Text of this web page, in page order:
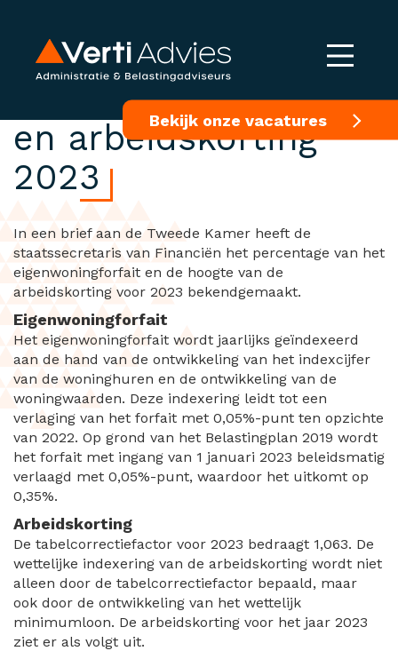
Bekijk onze vacatures
Eigenwoningforfait
en arbeidskorting
2023
In een brief aan de Tweede Kamer heeft de
staatssecretaris van Financiën het percentage van het
eigenwoningforfait en de hoogte van de
arbeidskorting voor 2023 bekendgemaakt.
Eigenwoningforfait
Het eigenwoningforfait wordt jaarlijks geïndexeerd
aan de hand van de ontwikkeling van het indexcijfer
van de woninghuren en de ontwikkeling van de
woningwaarden. Deze indexering leidt tot een
verlaging van het forfait met 0,05%-punt ten opzichte
van 2022. Op grond van het Belastingplan 2019 wordt
het forfait met ingang van 1 januari 2023 beleidsmatig
verlaagd met 0,05%-punt, waardoor het uitkomt op
0,35%.
Arbeidskorting
De tabelcorrectiefactor voor 2023 bedraagt 1,063. De
wettelijke indexering van de arbeidskorting wordt niet
alleen door de tabelcorrectiefactor bepaald, maar
ook door de ontwikkeling van het wettelijk
minimumloon. De arbeidskorting voor het jaar 2023
ziet er als volgt uit.